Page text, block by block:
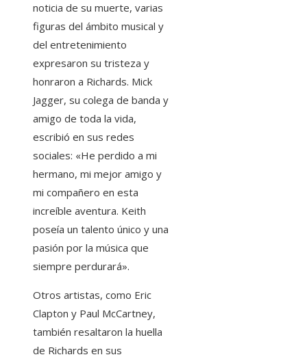
noticia de su muerte, varias
figuras del ámbito musical y
del entretenimiento
expresaron su tristeza y
honraron a Richards. Mick
Jagger, su colega de banda y
amigo de toda la vida,
escribió en sus redes
sociales: «He perdido a mi
hermano, mi mejor amigo y
mi compañero en esta
increíble aventura. Keith
poseía un talento único y una
pasión por la música que
siempre perdurará».
Otros artistas, como Eric
Clapton y Paul McCartney,
también resaltaron la huella
de Richards en sus